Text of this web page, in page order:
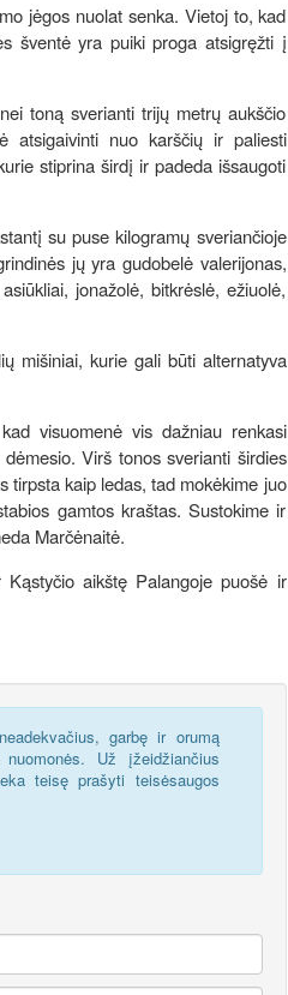
jėgos nuolat senka. Vietoj to, kad
šventė yra puiki proga atsigręžti į
toną sverianti trijų metrų aukščio
atsigaivinti nuo karščių ir paliesti
stiprina širdį ir padeda išsaugoti
su puse kilogramų sveriančioje
jų yra gudobelė valerijonas,
jonažolė, bitkrėslė, ežiuolė,
mišiniai, kurie gali būti alternatyva
visuomenė vis dažniau renkasi
Virš tonos sverianti širdies
tirpsta kaip ledas, tad mokėkime juo
gamtos kraštas. Sustokime ir
Marčėnaitė.
aikštę Palangoje puošė ir
garbę ir orumą
Už įžeidžiančius
teisę prašyti teisėsaugos